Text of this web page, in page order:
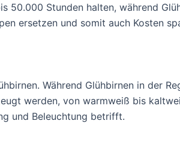
50.000 Stunden halten, während
ersetzen und somit auch Kosten
Während Glühbirnen in der
werden, von warmweiß bis
und Beleuchtung betrifft.